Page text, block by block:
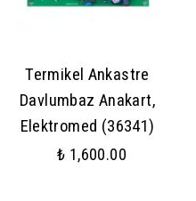
Termikel Ankastre
Davlumbaz Anakart,
Elektromed (36341)
₺ 1,600.00